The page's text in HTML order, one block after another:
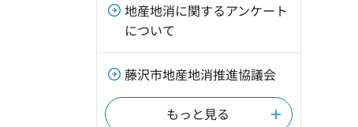
地産地消に関するアンケート
について
藤沢市地産地消推進協議会
もっと見る